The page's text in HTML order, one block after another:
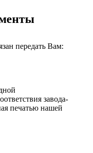
передать Вам:
завода-
печатью нашей